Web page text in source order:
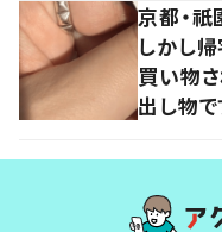
京都・
しかし
買い物さ
出し物で